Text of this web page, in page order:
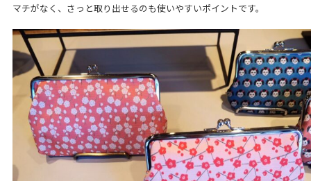
マチがなく、さっと取り出せるのも使いやすいポイントです。